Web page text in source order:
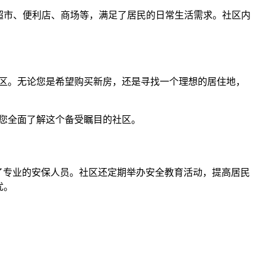
、便利店、商场等，满足了居民的日常生活需求。社区内
无论您是希望购买新房，还是寻找一个理想的居住地，
全面了解这个备受瞩目的社区。
业的安保人员。社区还定期举办安全教育活动，提高居民